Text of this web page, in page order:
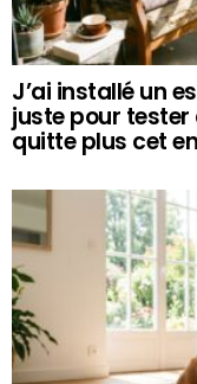
J’ai installé un
juste pour tester
quitte plus cet